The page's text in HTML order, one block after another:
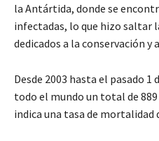
la Antártida, donde se
infectadas, lo que hizo saltar
dedicados a la conservación y
Desde 2003 hasta el pasado
todo el mundo un total de
indica una tasa de mortalidad